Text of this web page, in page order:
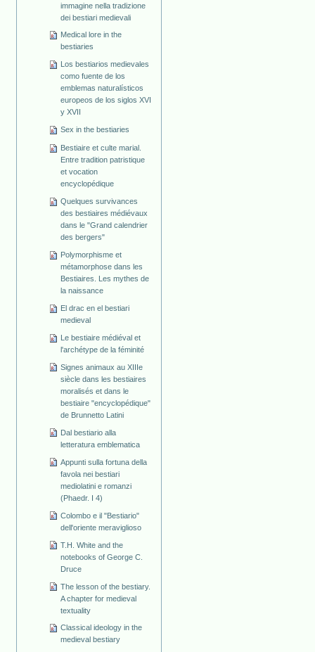
immagine nella tradizione
dei bestiari medievali
Medical lore in the
bestiaries
Los bestiarios medievales
como fuente de los
emblemas naturalísticos
europeos de los siglos XVI
y XVII
Sex in the bestiaries
Bestiaire et culte marial.
Entre tradition patristique
et vocation
encyclopédique
Quelques survivances
des bestiaires médiévaux
dans le "Grand calendrier
des bergers"
Polymorphisme et
métamorphose dans les
Bestiaires. Les mythes de
la naissance
El drac en el bestiari
medieval
Le bestiaire médiéval et
l'archétype de la féminité
Signes animaux au XIIIe
siècle dans les bestiaires
moralisés et dans le
bestiaire "encyclopédique"
de Brunnetto Latini
Dal bestiario alla
letteratura emblematica
Appunti sulla fortuna della
favola nei bestiari
mediolatini e romanzi
(Phaedr. I 4)
Colombo e il "Bestiario"
dell'oriente meraviglioso
T.H. White and the
notebooks of George C.
Druce
The lesson of the bestiary.
A chapter for medieval
textuality
Classical ideology in the
medieval bestiary